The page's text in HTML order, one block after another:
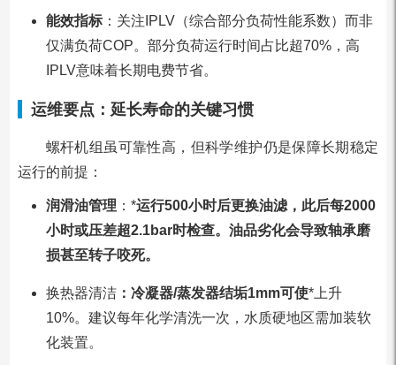
能效指标：关注IPLV（综合部分负荷性能系数）而非
仅满负荷COP。部分负荷运行时间占比超70%，高
IPLV意味着长期电费节省。
运维要点：延长寿命的关键习惯
螺杆机组虽可靠性高，但科学维护仍是保障长期稳定
运行的前提：
润滑油管理 ：*运行500小时后更换油滤，此后每2000
小时或压差超2.1bar时检查。油品劣化会导致轴承磨
损甚至转子咬死。
换热器清洁：冷凝器/蒸发器结垢1mm可使*上升
10%。建议每年化学清洗一次，水质硬地区需加装软
化装置。